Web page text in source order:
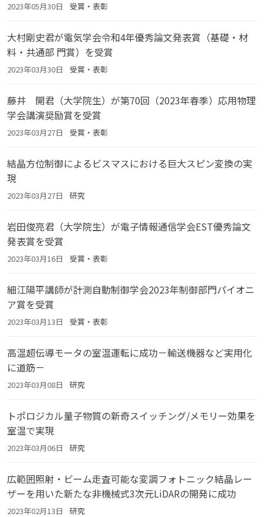
2023年05月30日 受賞・表彰
大村剛史君が電気学会令和4年優秀論文発表賞（基礎・材
料・共通部 門賞）を受賞
2023年03月30日 受賞・表彰
藤井 開君（大学院生）が第70回（2023年春季）応用物理
学会講演奨励賞を受賞
2023年03月27日 受賞・表彰
結晶方位制御によるビスマスにおける巨大スピン変換の実
現
2023年03月27日 研究
岩田俊亮君（大学院生）が電子情報通信学会EST優秀論文
発表賞を受賞
2023年03月16日 受賞・表彰
細江陽平講師が計測自動制御学会2023年制御部門パイオニ
ア賞を受賞
2023年03月13日 受賞・表彰
高温超伝導モータの室温運転に成功－輸送機器など実用化
に道筋－
2023年03月08日 研究
トポロジカル量子物質の新奇スイッチング/メモリー効果を
室温で実現
2023年03月06日 研究
広範囲照射・ビーム走査可能な変調フォトニック結晶レー
ザーを用いた新たな非機械式3次元LiDARの開発に成功
2023年02月13日 研究